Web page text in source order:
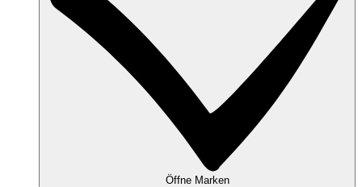
Öffne Marken